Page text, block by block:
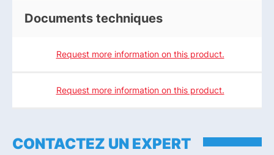
Documents techniques
Request more information on this product.
Request more information on this product.
CONTACTEZ UN EXPERT